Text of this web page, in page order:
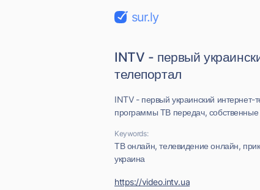
sur.ly
INTV - первый
телепортал
INTV - первый украинский
программы ТВ передач,
Keywords:
ТВ онлайн, телевидение онлайн,
украина
https://video.intv.ua